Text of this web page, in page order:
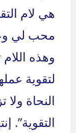
هي لام
محب لي
وهذه
لتقوية
النحاة
التقوية”.